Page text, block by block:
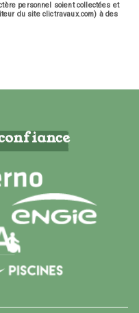
personnel soient collectées et
du site clictravaux.com) à des